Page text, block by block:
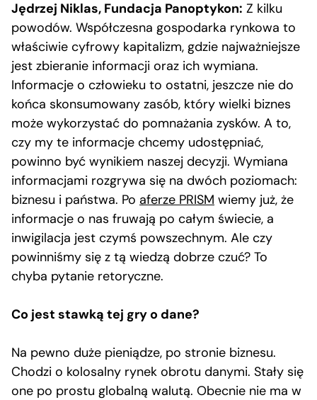
Jędrzej Niklas, Fundacja Panoptykon: Z kilku
powodów. Współczesna gospodarka rynkowa to
właściwie cyfrowy kapitalizm, gdzie najważniejsze
jest zbieranie informacji oraz ich wymiana.
Informacje o człowieku to ostatni, jeszcze nie do
końca skonsumowany zasób, który wielki biznes
może wykorzystać do pomnażania zysków. A to,
czy my te informacje chcemy udostępniać,
powinno być wynikiem naszej decyzji. Wymiana
informacjami rozgrywa się na dwóch poziomach:
biznesu i państwa. Po aferze PRISM wiemy już, że
informacje o nas fruwają po całym świecie, a
inwigilacja jest czymś powszechnym. Ale czy
powinniśmy się z tą wiedzą dobrze czuć? To
chyba pytanie retoryczne.
Co jest stawką tej gry o dane?
Na pewno duże pieniądze, po stronie biznesu.
Chodzi o kolosalny rynek obrotu danymi. Stały się
one po prostu globalną walutą. Obecnie nie ma w